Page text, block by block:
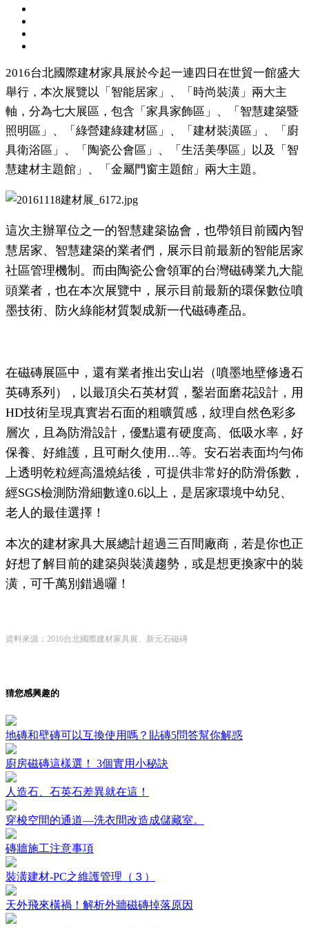
2016台北國際建材家具展於今起一連四日在世貿一館盛大
舉行，本次展覽以「智能居家」、「時尚裝潢」兩大主
軸，分為七大展區，包含「家具家飾區」、「智慧建築暨
照明區」、「綠營建綠建材區」、「建材裝潢區」、「廚
具衛浴區」、「陶瓷公會區」、「生活美學區」以及「智
慧建材主題館」、「金屬門窗主題館」兩大主題。
這次主辦單位之一的智慧建築協會，也帶領目前國內智
慧居家、智慧建築的業者們，展示目前最新的智能居家
社區管理機制。而由陶瓷公會領軍的台灣磁磚業九大龍
頭業者，也在本次展覽中，展示目前最新的環保數位噴
墨技術、防火綠能材質製成新一代磁磚產品。
在磁磚展區中，還有業者推出安山岩（噴墨地壁修邊石
英磚系列），以最頂尖石英材質，鑿岩面磨花設計，用
HD技術呈現真實岩石面的粗曠質感，紋理自然色彩多
層次，且為防滑設計，優點還有硬度高、低吸水率，好
保養、好維護，且可耐久使用…等。安石岩表面均勻佈
上透明乾粒經高溫燒結後，可提供非常好的防滑係數，
經SGS檢測防滑細數達0.6以上，是居家環境中幼兒、
老人的最佳選擇！
本次的建材家具大展總計超過三百間廠商，若是你也正
好想了解目前的建築與裝潢趨勢，或是想更換家中的裝
潢，可千萬別錯過囉！
資料來源：2016台北國際建材家具展、新元石磁磚
猜您感興趣的
地磚和壁磚可以互換使用嗎？貼磚5問答幫你解惑
廚房磁磚這樣選！ 3個實用小秘訣
人造石、石英石差異就在這！
穿梭空間的通道—洗衣間改造成儲藏室。
磚牆施工注意事項
裝潢建材-PC之維護管理（３）
天外飛來橫禍！解析外牆磁磚掉落原因